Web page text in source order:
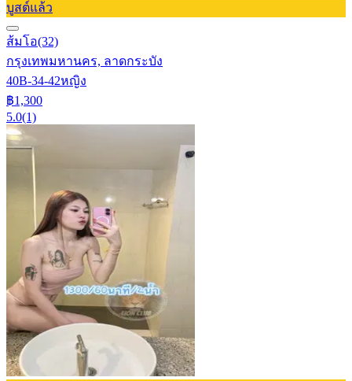
บูสต์แล้ว
ส้มโอ(32)
กรุงเทพมหานคร, ลาดกระบัง
40B-34-42หญิง
฿1,300
5.0(1)